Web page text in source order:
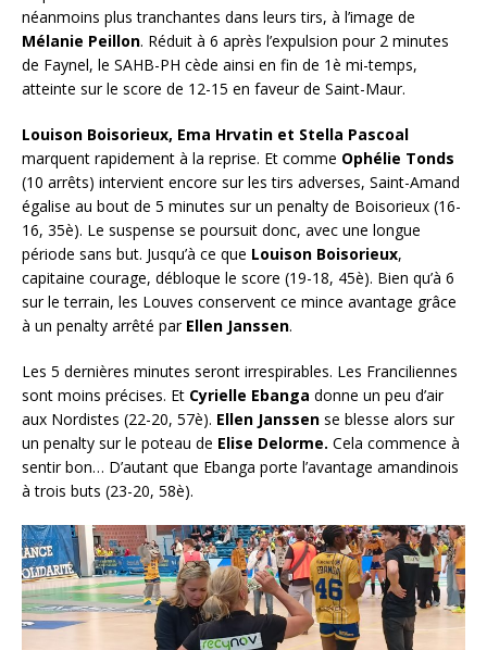
néanmoins plus tranchantes dans leurs tirs, à l’image de
Mélanie Peillon. Réduit à 6 après l’expulsion pour 2 minutes
de Faynel, le SAHB-PH cède ainsi en fin de 1è mi-temps,
atteinte sur le score de 12-15 en faveur de Saint-Maur.
Louison Boisorieux, Ema Hrvatin et Stella Pascoal
marquent rapidement à la reprise. Et comme Ophélie Tonds
(10 arrêts) intervient encore sur les tirs adverses, Saint-Amand
égalise au bout de 5 minutes sur un penalty de Boisorieux (16-
16, 35è). Le suspense se poursuit donc, avec une longue
période sans but. Jusqu’à ce que Louison Boisorieux,
capitaine courage, débloque le score (19-18, 45è). Bien qu’à 6
sur le terrain, les Louves conservent ce mince avantage grâce
à un penalty arrêté parEllen Janssen.
Les 5 dernières minutes seront irrespirables. Les Franciliennes
sont moins précises. Et Cyrielle Ebanga donne un peu d’air
aux Nordistes (22-20, 57è). Ellen Janssen se blesse alors sur
un penalty sur le poteau de Elise Delorme. Cela commence à
sentir bon… D’autant que Ebanga porte l’avantage amandinois
à trois buts (23-20, 58è).